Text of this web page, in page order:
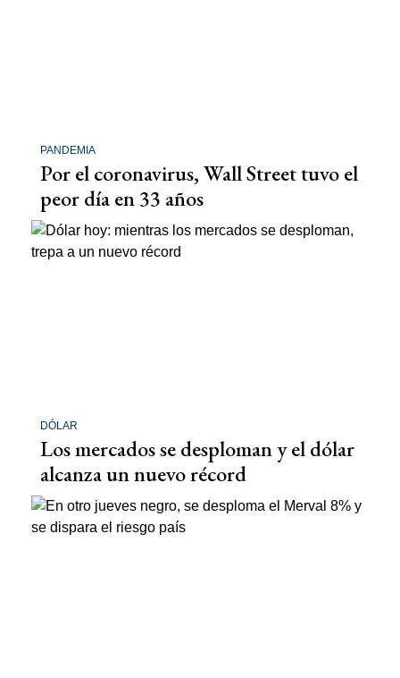
PANDEMIA
Por el coronavirus, Wall Street tuvo el
peor día en 33 años
DÓLAR
Los mercados se desploman y el dólar
alcanza un nuevo récord